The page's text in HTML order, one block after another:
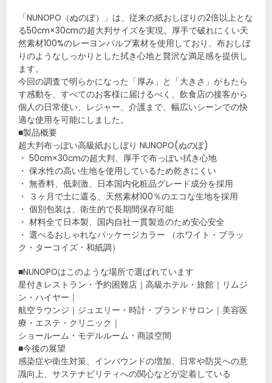
「NUNOPO（ぬのぽ）」は、従来の紙おしぼりの2倍以上とな
る50cm×30cmの超大判サイズを実現。厚手で破れにくい天
然素材100%のレーヨンパルプ素材を使用しており、布おしぼ
りのようなしっかりとした拭き心地と贅沢な満足感を提供し
ます。
今回の調査で明らかになった「厚み」と「大きさ」がもたら
す感動を、すべてのお客様に届けるべく、飲食店の接客から
個人の日常使い、レジャー、介護まで、幅広いシーンでの快
適な使用を可能にしました。
■製品概要
超大判布っぽい高級紙おしぼり NUNOPO(ぬのぽ)
・ 50cm×30cmの超大判、厚手で布っぽい拭き心地
・ 保水性の高い生地を使用しているため乾きにくい
・ 無香料、低刺激、日本国内化粧品グレード成分を採用
・ ３ヶ月で土に還る、天然素材100％のエコな生地を採用
・ 個別包装は、衛生的で長期間保存可能
・ 材料全て日本製、国内自社一貫製造のため安心安全
・ 選べるおしゃれなパッケージカラー （ホワイト・ブラッ
ク・ターコイズ・和紙調）
■NUNOPOはこのような場所で選ばれています
星付きレストラン・予約困難店｜高級ホテル・旅館｜リムジ
ン・ハイヤー｜
航空ラウンジ｜ジュエリー・時計・ブランドサロン｜美容医
療・エステ・クリニック｜
ショールーム・モデルルーム・商談空間
■今後の展望
感染症や衛生対策、インバウンドの増加、日常や防災への意
識向上、サステナビリティへの関心などが定着している